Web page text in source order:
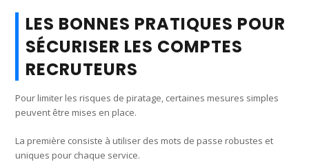
LES BONNES PRATIQUES POUR
SÉCURISER LES COMPTES
RECRUTEURS
Pour limiter les risques de piratage, certaines mesures simples
peuvent être mises en place.
La première consiste à utiliser des mots de passe robustes et
uniques pour chaque service.